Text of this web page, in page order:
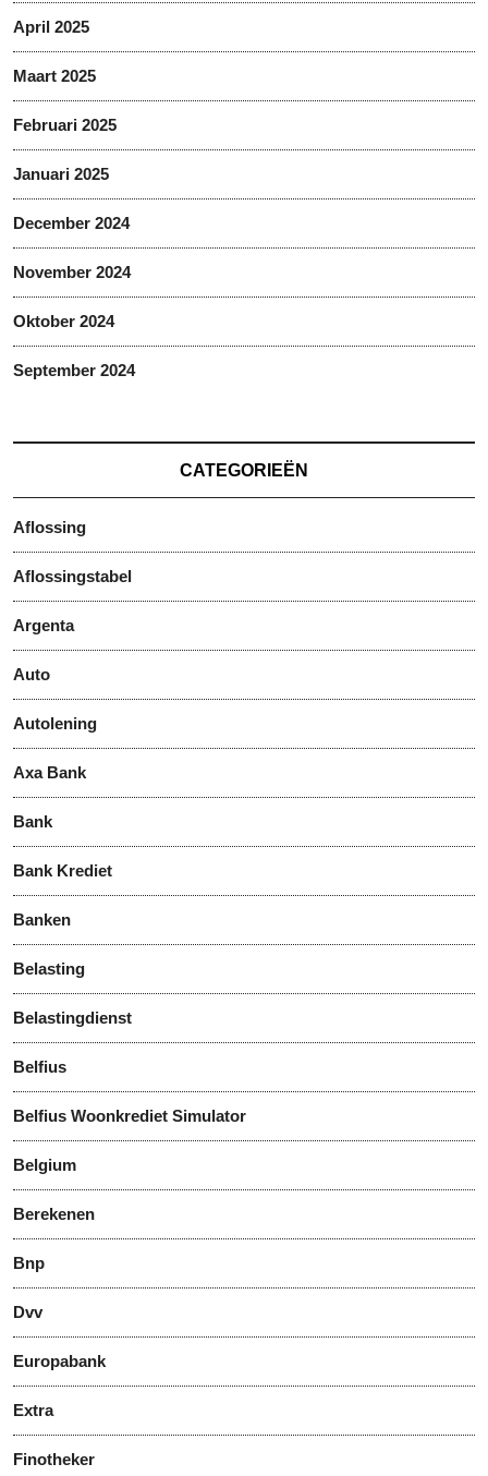
April 2025
Maart 2025
Februari 2025
Januari 2025
December 2024
November 2024
Oktober 2024
September 2024
CATEGORIEËN
Aflossing
Aflossingstabel
Argenta
Auto
Autolening
Axa Bank
Bank
Bank Krediet
Banken
Belasting
Belastingdienst
Belfius
Belfius Woonkrediet Simulator
Belgium
Berekenen
Bnp
Dvv
Europabank
Extra
Finotheker